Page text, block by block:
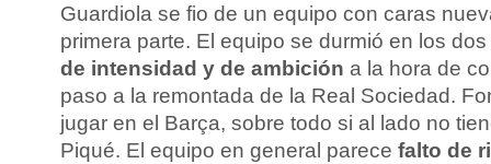
Guardiola se fio de un equipo con caras
primera parte. El equipo se durmió en los
de intensidad y de ambición a la hora de
paso a la remontada de la Real Sociedad.
jugar en el Barça, sobre todo si al lado no
Piqué. El equipo en general parece falto de